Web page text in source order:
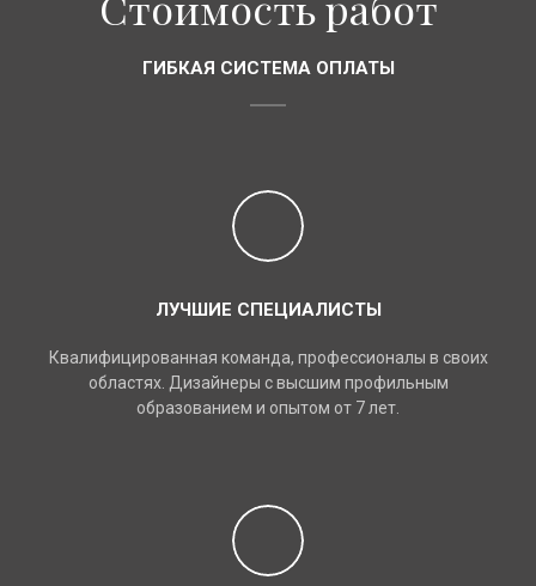
ГИБКАЯ СИСТЕМА ОПЛАТЫ
ЛУЧШИЕ СПЕЦИАЛИСТЫ
Квалифицированная команда, профессионалы в своих
областях. Дизайнеры с высшим профильным
образованием и опытом от 7 лет.